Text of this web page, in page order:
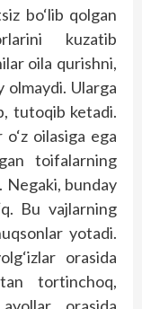
bo‘lib qolgan
kuzatib
oila qurishni,
olmaydi. Ularga
tutoqib ketadi.
oilasiga ega
toifalarning
Negaki, bunday
Bu vajlarning
yotadi.
orasida
tortinchoq,